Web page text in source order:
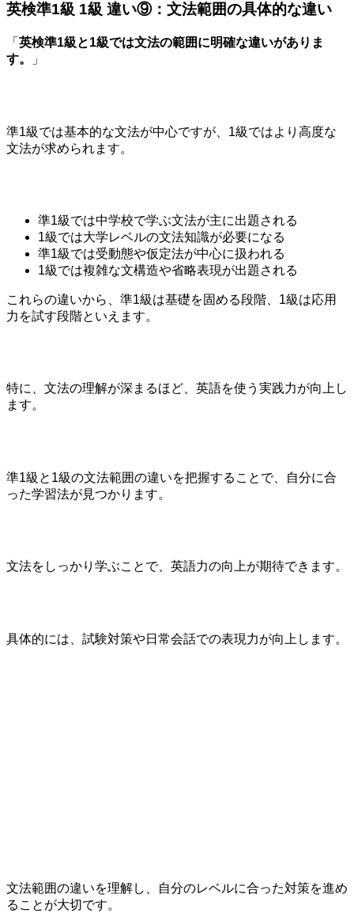
英検準1級 1級 違い⑨：文法範囲の具体的な違い
「 英検準1級と1級では文法の範囲に明確な違いがありま
す。
」
準1級では基本的な文法が中心ですが、1級ではより高度な
文法が求められます。
準1級では中学校で学ぶ文法が主に出題される
1級では大学レベルの文法知識が必要になる
準1級では受動態や仮定法が中心に扱われる
1級では複雑な文構造や省略表現が出題される
これらの違いから、準1級は基礎を固める段階、1級は応用
力を試す段階といえます。
特に、文法の理解が深まるほど、英語を使う実践力が向上し
ます。
準1級と1級の文法範囲の違いを把握することで、自分に合
った学習法が見つかります。
文法をしっかり学ぶことで、英語力の向上が期待できます。
具体的には、試験対策や日常会話での表現力が向上します。
文法範囲の違いを理解し、自分のレベルに合った対策を進め
ることが大切です。